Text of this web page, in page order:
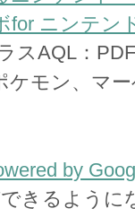
for ニンテン
スAQL：
ケモン、マ
by
きるように